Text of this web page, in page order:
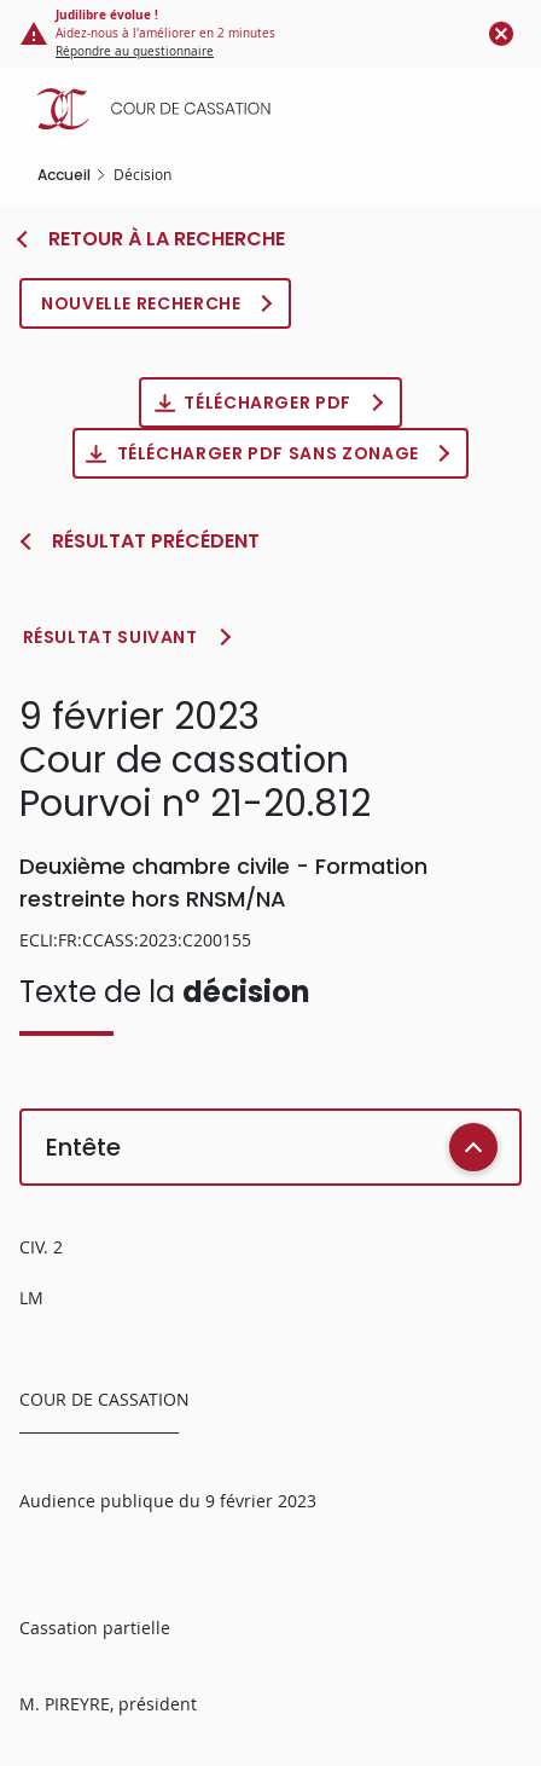
Panneau de gestion des cookies
contenu
principal
Judilibre évolue !
Aidez-nous à l'améliorer en 2 minutes
Répondre au questionnaire
Accueil Décision
RETOUR À LA RECHERCHE
NOUVELLE RECHERCHE
TÉLÉCHARGER PDF
TÉLÉCHARGER PDF SANS ZONAGE
RÉSULTAT PRÉCÉDENT
RÉSULTAT SUIVANT
9 février 2023
Cour de cassation
Pourvoi n° 21-20.812
Deuxième chambre civile - Formation
restreinte hors RNSM/NA
ECLI:FR:CCASS:2023:C200155
Texte de la décision
Entête
CIV. 2
LM
COUR DE CASSATION
Audience publique du 9 février 2023
Cassation partielle
M. PIREYRE, président